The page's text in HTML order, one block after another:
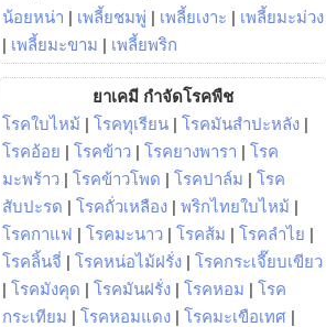
น้อยหน่า | เพลี้ยชมพู่ | เพลี้ยเงาะ | เพลี้ยมะม่วง
| เพลี้ยมะขาม | เพลี้ยพริก
ยาเคมี กำจัดโรคพืช
โรคใบไหม้ | โรคทุเรียน | โรคมันสำปะหลัง |
โรคอ้อย | โรคข้าว | โรคยางพารา | โรค
มะพร้าว | โรคข้าวโพด | โรคปาล์ม | โรค
สับปะรด | โรคถั่วเหลือง | พริกไทยใบไหม้ |
โรคกาแฟ | โรคมะนาว | โรคส้ม | โรคลำไย |
โรคลิ้นจี่ | โรคหน่อไม้ฝรั่ง | โรคกระเจี๊ยบเขียว
| โรคมังคุด | โรคมันฝรั่ง | โรคหอม | โรค
กระเทียม | โรคหอมแดง | โรคมะเขือเทศ |